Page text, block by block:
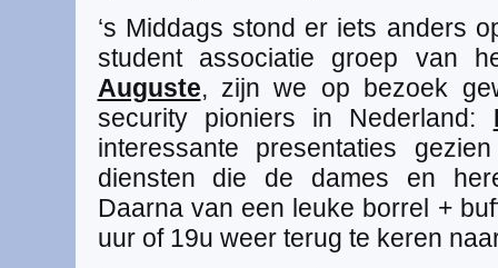
‘s Middags stond er iets anders
student associatie groep van
Auguste, zijn we op bezoek
security pioniers in Nederland:
interessante presentaties
diensten die de dames en
Daarna van een leuke borrel +
uur of 19u weer terug te keren